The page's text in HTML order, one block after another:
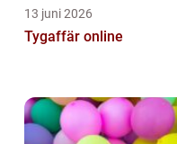
13 juni 2026
Tygaffär online